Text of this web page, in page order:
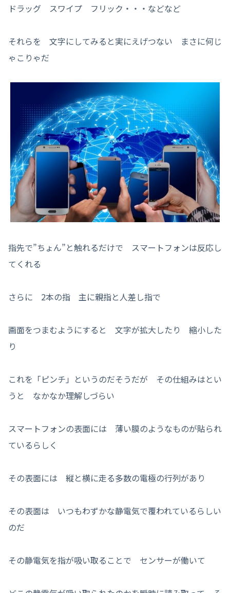
ドラッグ スワイプ フリック・・・などなど
それらを 文字にしてみると実にえげつない まさに何じ
ゃこりゃだ
指先で”ちょん”と触れるだけで スマートフォンは反応し
てくれる
さらに 2本の指 主に親指と人差し指で
画面をつまむようにすると 文字が拡大したり 縮小した
り
これを「ピンチ」というのだそうだが その仕組みはとい
うと なかなか理解しづらい
スマートフォンの表面には 薄い膜のようなものが貼られ
ているらしく
その表面には 縦と横に走る多数の電極の行列があり
その表面は いつもわずかな静電気で覆われているらしい
のだ
その静電気を指が吸い取ることで センサーが働いて